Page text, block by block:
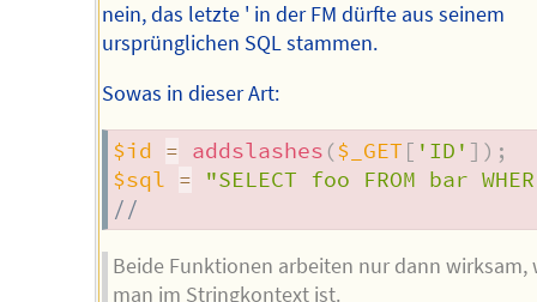
nein, das letzte ' in der FM dürfte aus seinem
ursprünglichen SQL stammen.
Sowas in dieser Art:
$id = addslashes ($_GET [ 'ID' ] ) ;
$sql =
"SELECT foo FROM bar
//
Beide Funktionen arbeiten nur dann wirksam,
man im Stringkontext ist.